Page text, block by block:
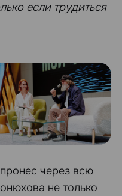
если трудиться
через всю
не только